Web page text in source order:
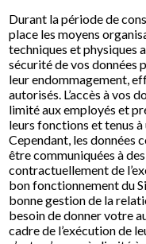
Durant la période de
place les moyens
techniques et physiques
sécurité de vos données
leur endommagement,
autorisés. L’accès à vos
limité aux employés et
leurs fonctions et tenus
Cependant, les données
être communiquées à
contractuellement de
bon fonctionnement du
bonne gestion de la
besoin de donner votre
cadre de l’exécution de